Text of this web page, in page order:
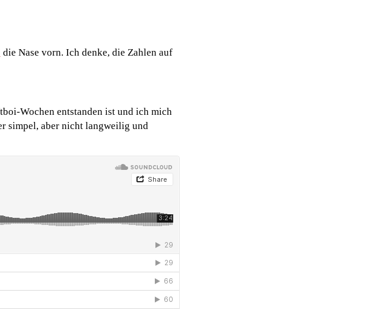
die Nase vorn. Ich denke, die Zahlen auf
Wochen entstanden ist und ich mich
simpel, aber nicht langweilig und